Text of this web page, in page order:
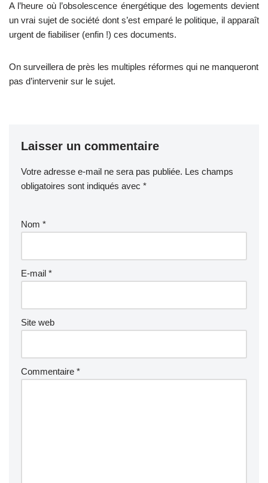
A l’heure où l’obsolescence énergétique des logements devient
un vrai sujet de société dont s’est emparé le politique, il apparaît
urgent de fiabiliser (enfin !) ces documents.
On surveillera de près les multiples réformes qui ne manqueront
pas d’intervenir sur le sujet.
Laisser un commentaire
Votre adresse e-mail ne sera pas publiée. Les champs
obligatoires sont indiqués avec *
Nom *
E-mail *
Site web
Commentaire *
A
lt
n
ti
v